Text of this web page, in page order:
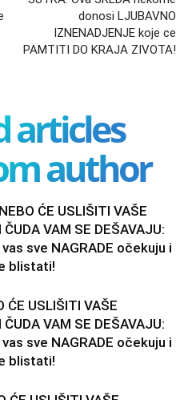
donosi LJUBAVNO
IZNENADJENJE koje ce
PAMTITI DO KRAJA ZIVOTA!
articles
author
ĆE USLIŠITI VAŠE
ČUDA VAM SE DEŠAVAJU:
sve NAGRADE očekuju i
blistati!
ĆE USLIŠITI VAŠE
ČUDA VAM SE DEŠAVAJU:
sve NAGRADE očekuju i
blistati!